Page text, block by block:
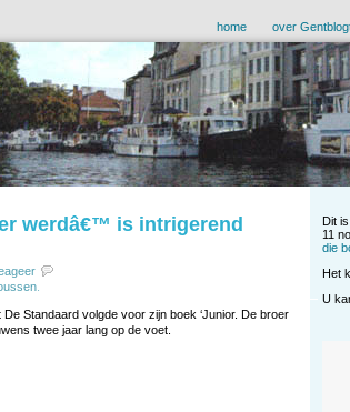
home over
werdâ€™ is intrigerend
Standaard volgde voor zijn boek ‘Junior. De broer
twee jaar lang op de voet.
Dit
11
die
Het
U